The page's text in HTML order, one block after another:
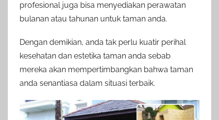
profesional juga bisa menyediakan perawatan
bulanan atau tahunan untuk taman anda.
Dengan demikian, anda tak perlu kuatir perihal
kesehatan dan estetika taman anda sebab
mereka akan mempertimbangkan bahwa taman
anda senantiasa dalam situasi terbaik.